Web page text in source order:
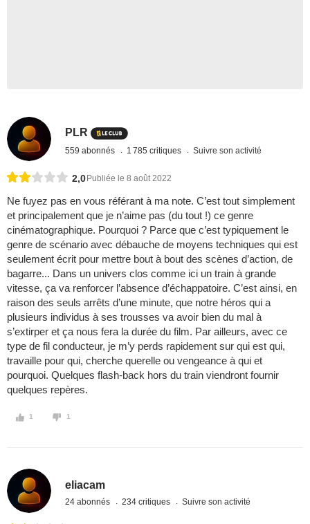
PLR
559 abonnés 1 785 critiques Suivre son activité
2,0 Publiée le 8 août 2022
Ne fuyez pas en vous référant à ma note. C’est tout simplement
et principalement que je n’aime pas (du tout !) ce genre
cinématographique. Pourquoi ? Parce que c’est typiquement le
genre de scénario avec débauche de moyens techniques qui est
seulement écrit pour mettre bout à bout des scènes d’action, de
bagarre... Dans un univers clos comme ici un train à grande
vitesse, ça va renforcer l’absence d’échappatoire. C’est ainsi, en
raison des seuls arrêts d’une minute, que notre héros qui a
plusieurs individus à ses trousses va avoir bien du mal à
s’extirper et ça nous fera la durée du film. Par ailleurs, avec ce
type de fil conducteur, je m’y perds rapidement sur qui est qui,
travaille pour qui, cherche querelle ou vengeance à qui et
pourquoi. Quelques flash-back hors du train viendront fournir
quelques repères.
1 1
eliacam
24 abonnés 234 critiques Suivre son activité